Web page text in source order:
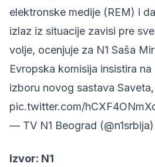
elektronske medije (REM) i
izlaz iz situacije zavisi pre
volje, ocenjuje za N1 Saša
Evropska komisija insistira
izboru novog sastava
pic.twitter.com/
— TV N1 Beograd (@n1srbija)
Izvor: N1